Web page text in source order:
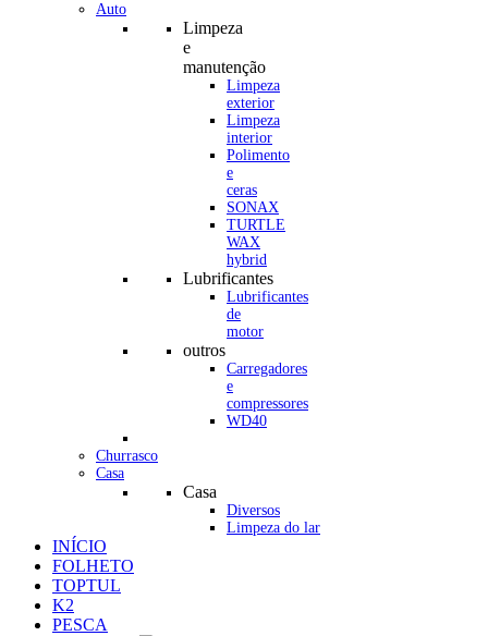
Auto
Limpeza
e
manutenção
Limpeza
exterior
Limpeza
interior
Polimento
e
ceras
SONAX
TURTLE
WAX
hybrid
Lubrificantes
Lubrificantes
de
motor
outros
Carregadores
e
compressores
WD40
Churrasco
Casa
Casa
Diversos
Limpeza do lar
INÍCIO
FOLHETO
TOPTUL
K2
PESCA